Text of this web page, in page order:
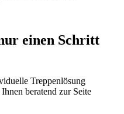
einen Schritt
Treppenlösung
beratend zur Seite